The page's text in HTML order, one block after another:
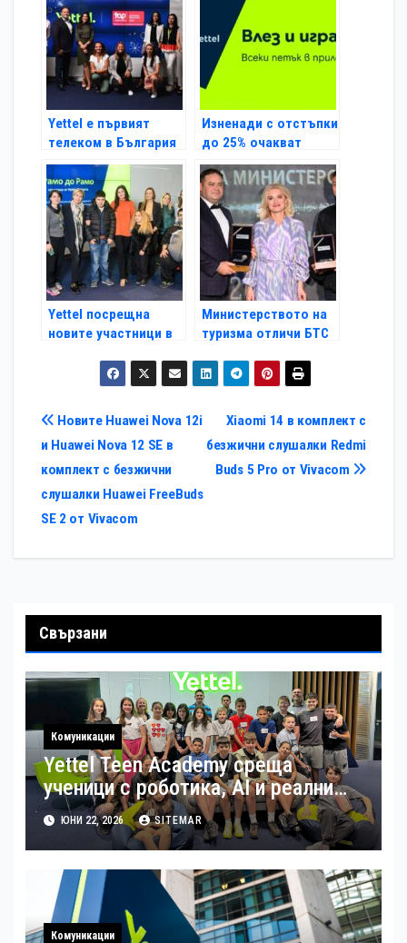
Scouts
начин на живот
Yettel е първият
телеком в България
с престижния
сертификат TOP
Employer 2023
Изненади с отстъпки
до 25% очакват
участниците в
играта „Петък с
Yettel“
Yettel посрещна
новите участници в
програмата „Рамо
до рамо“
Министерството на
туризма отличи БТС
дигитализирането на
100-те национални
Навигация
Xiaomi 14 в комплект с
безжични слушалки Redmi
Buds 5 Pro от Vivacom
Новите Huawei Nova 12i
и Huawei Nova 12 SE в
комплект с безжични
слушалки Huawei FreeBuds
SE 2 от Vivacom
Свързани
Комуникации
Yettel Teen Academy среща
ученици с роботика, AI и реални
бизнес казуси
ЮНИ 22, 2026 SITEMAR
Комуникации